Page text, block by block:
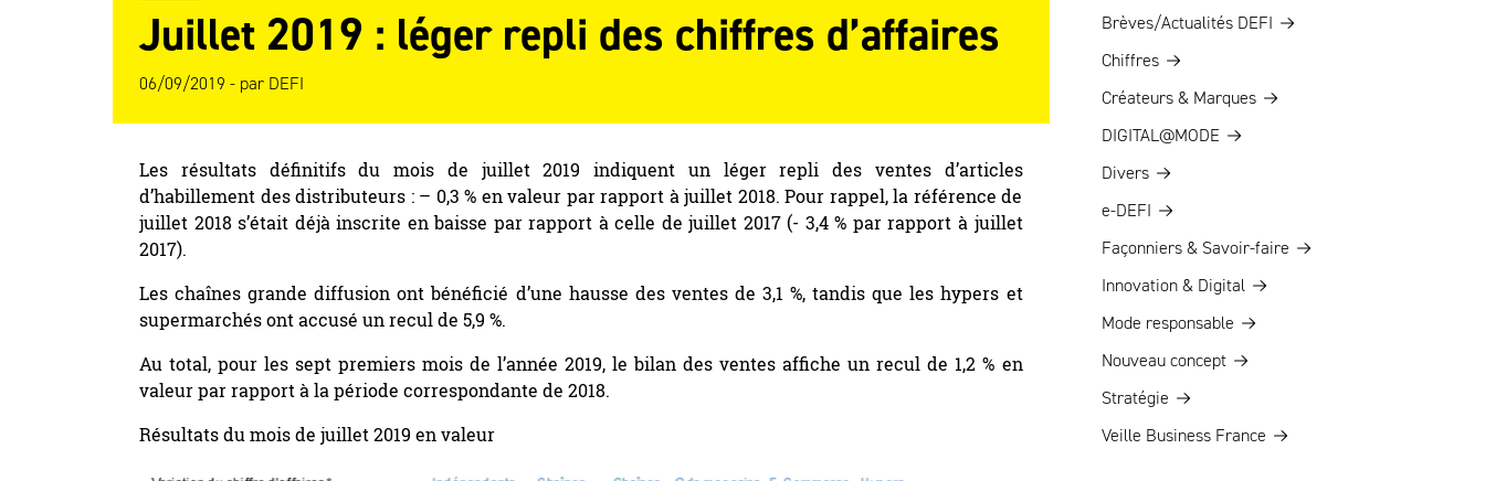
Juillet 2019 : léger repli des chiffres d’affaires
06/09/2019 - par DEFI
Les résultats définitifs du mois de juillet 2019 indiquent un léger repli des ventes d’articles
d’habillement des distributeurs : – 0,3 % en valeur par rapport à juillet 2018. Pour rappel, la référence de
juillet 2018 s’était déjà inscrite en baisse par rapport à celle de juillet 2017 (- 3,4 % par rapport à juillet
2017).
Les chaînes grande diffusion ont bénéficié d’une hausse des ventes de 3,1 %, tandis que les hypers et
supermarchés ont accusé un recul de 5,9 %.
Au total, pour les sept premiers mois de l’année 2019, le bilan des ventes affiche un recul de 1,2 % en
valeur par rapport à la période correspondante de 2018.
Résultats du mois de juillet 2019 en valeur
Brèves/Actualités DEFI
Chiffres
Créateurs & Marques
DIGITAL@MODE
Divers
e-DEFI
Façonniers & Savoir-faire
Innovation & Digital
Mode responsable
Nouveau concept
Stratégie
Veille Business France